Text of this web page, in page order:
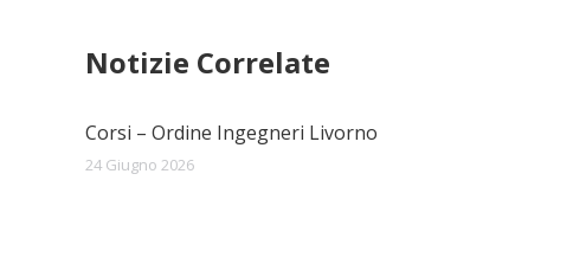
post
Notizie Correlate
Corsi – Ordine Ingegneri Livorno
24 Giugno 2026